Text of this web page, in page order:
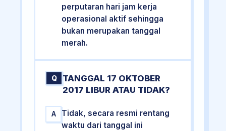
perputaran hari jam kerja
operasional aktif sehingga
bukan merupakan tanggal
merah.
Q
TANGGAL 17 OKTOBER
2017 LIBUR ATAU TIDAK?
A
Tidak, secara resmi rentang
waktu dari tanggal ini